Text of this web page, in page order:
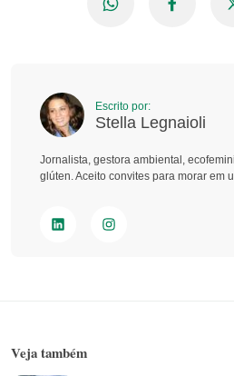
Escrito por:
Stella Legnaioli
Jornalista, gestora ambiental,
glúten. Aceito convites para morar em
Veja também